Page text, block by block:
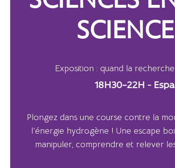
Exposition : quand la
18H30–22H -
Plongez dans une course contre la
l’énergie hydrogène ! Une escape
manipuler, comprendre et relever